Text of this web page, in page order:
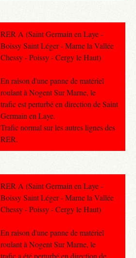
RER A (Saint Germain en Laye -
Boissy Saint Léger - Marne la Vallée
Chessy - Poissy - Cergy le Haut)
En raison d'une panne de matériel
roulant à Nogent Sur Marne, le
trafic est perturbé en direction de Saint
Germain en Laye.
Trafic normal sur les autres lignes des
RER.
RER A (Saint Germain en Laye -
Boissy Saint Léger - Marne la Vallée
Chessy - Poissy - Cergy le Haut)
En raison d'une panne de matériel
roulant à Nogent Sur Marne, le
trafic a été perturbé en direction de